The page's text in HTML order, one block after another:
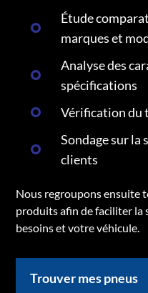
Étude
marques et
Analyse des
spécifications
Vérification du
Sondage sur la
clients
Nous regroupons ensuite
produits afin de faciliter la
besoins et votre véhicule.
Trouver mes pneus